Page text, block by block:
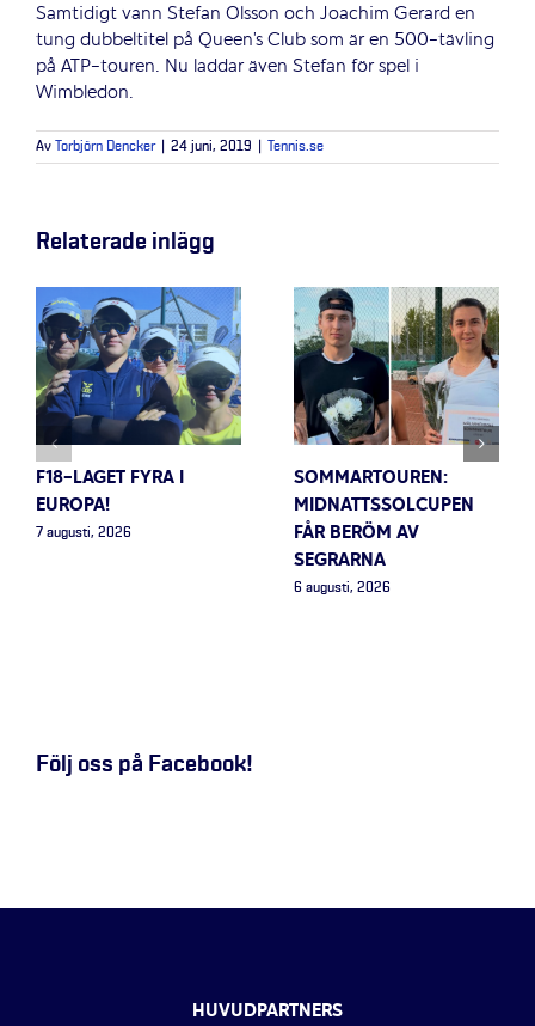
Samtidigt vann Stefan Olsson och Joachim Gerard en
tung dubbeltitel på Queen’s Club som är en 500-tävling
på ATP-touren. Nu laddar även Stefan för spel i
Wimbledon.
Av Torbjörn Dencker 24 juni, 2019 Tennis.se
Relaterade inlägg
F18-LAGET FYRA I
EUROPA!
7 augusti, 2026
SOMMARTOUREN:
MIDNATTSSOLCUPEN
FÅR BERÖM AV
SEGRARNA
6 augusti, 2026
Följ oss på Facebook!
HUVUDPARTNERS